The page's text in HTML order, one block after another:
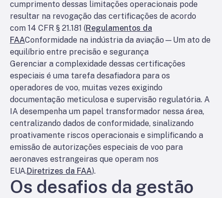
cumprimento dessas limitações operacionais pode
resultar na revogação das certificações de acordo
com 14 CFR § 21.181 (Regulamentos da
FAAConformidade na indústria da aviação—Um ato de
equilíbrio entre precisão e segurança
Gerenciar a complexidade dessas certificações
especiais é uma tarefa desafiadora para os
operadores de voo, muitas vezes exigindo
documentação meticulosa e supervisão regulatória. A
IA desempenha um papel transformador nessa área,
centralizando dados de conformidade, sinalizando
proativamente riscos operacionais e simplificando a
emissão de autorizações especiais de voo para
aeronaves estrangeiras que operam nos
EUA.Diretrizes da FAA).
Os desafios da gestão